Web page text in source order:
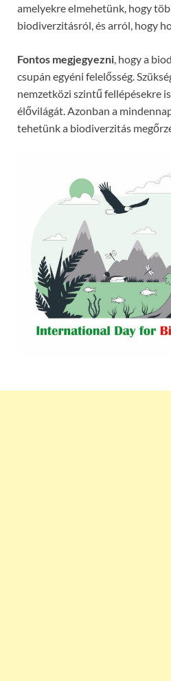
amelyekre elmehetünk, hogy
biodiverzitásról, és arról, hogy
Fontos megjegyezni, hogy a
csupán egyéni felelősség.
nemzetközi szintű fellépésekre
élővilágát. Azonban a
tehetünk a biodiverzitás